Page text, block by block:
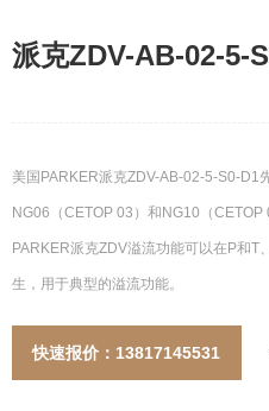
派克ZDV-AB-02-5-
美国PARKER派克ZDV-AB-02-5-S0-D1
NG06（CETOP 03）和NG10（CETOP
PARKER派克ZDV溢流功能可以在P和T
生，用于典型的溢流功能。
快速报价：13817145531